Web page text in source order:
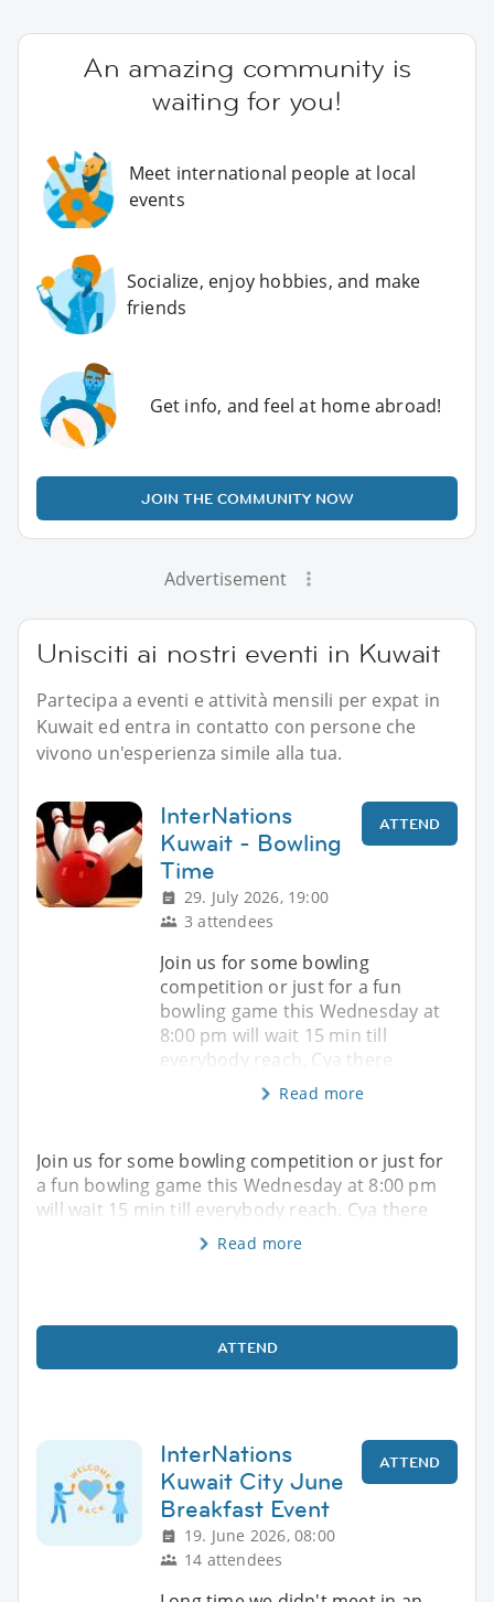
An amazing community is
waiting for you!
Meet international people at local
events
Socialize, enjoy hobbies, and make
friends
Get info, and feel at home abroad!
JOIN THE COMMUNITY NOW
Advertisement
Unisciti ai nostri eventi in Kuwait
Partecipa a eventi e attività mensili per expat in
Kuwait ed entra in contatto con persone che
vivono un'esperienza simile alla tua.
InterNations
Kuwait - Bowling
Time
29. July 2026, 19:00
3 attendees
ATTEND
Join us for some bowling
competition or just for a fun
bowling game this Wednesday at
8:00 pm will wait 15 min till
everybody reach. Cya there
Read more
Join us for some bowling competition or just for
a fun bowling game this Wednesday at 8:00 pm
will wait 15 min till everybody reach. Cya there
Read more
ATTEND
InterNations
Kuwait City June
Breakfast Event
19. June 2026, 08:00
14 attendees
ATTEND